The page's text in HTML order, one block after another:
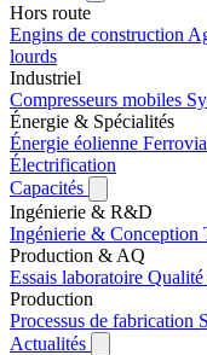
Hors route
Engins de construction
lourds
Industriel
Compresseurs mobiles
Énergie & Spécialités
Énergie éolienne
Électrification
Capacités
Ingénierie & R&D
Ingénierie & Conception
Production & AQ
Essais laboratoire
Production
Processus de fabrication
Actualités